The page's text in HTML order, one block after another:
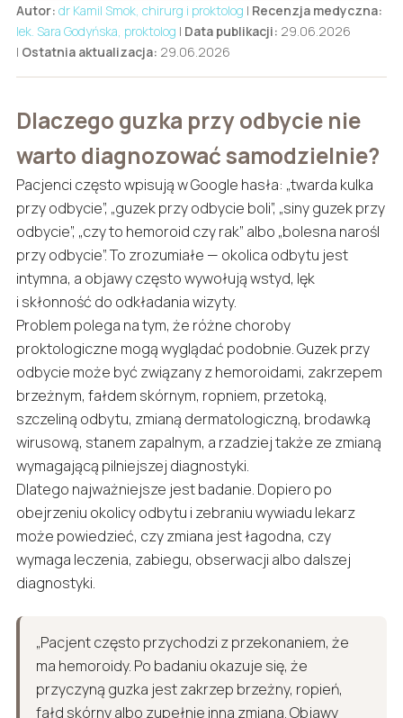
Autor: dr Kamil Smok, chirurg i proktolog | Recenzja medyczna:
lek. Sara Godyńska, proktolog | Data publikacji: 29.06.2026
| Ostatnia aktualizacja: 29.06.2026
Dlaczego guzka przy odbycie nie
warto diagnozować samodzielnie?
Pacjenci często wpisują w Google hasła: „twarda kulka
przy odbycie”, „guzek przy odbycie boli”, „siny guzek przy
odbycie”, „czy to hemoroid czy rak” albo „bolesna narośl
przy odbycie”. To zrozumiałe — okolica odbytu jest
intymna, a objawy często wywołują wstyd, lęk
i skłonność do odkładania wizyty.
Problem polega na tym, że różne choroby
proktologiczne mogą wyglądać podobnie. Guzek przy
odbycie może być związany z hemoroidami, zakrzepem
brzeżnym, fałdem skórnym, ropniem, przetoką,
szczeliną odbytu, zmianą dermatologiczną, brodawką
wirusową, stanem zapalnym, a rzadziej także ze zmianą
wymagającą pilniejszej diagnostyki.
Dlatego najważniejsze jest badanie. Dopiero po
obejrzeniu okolicy odbytu i zebraniu wywiadu lekarz
może powiedzieć, czy zmiana jest łagodna, czy
wymaga leczenia, zabiegu, obserwacji albo dalszej
diagnostyki.
„Pacjent często przychodzi z przekonaniem, że
ma hemoroidy. Po badaniu okazuje się, że
przyczyną guzka jest zakrzep brzeżny, ropień,
fałd skórny albo zupełnie inna zmiana. Objawy